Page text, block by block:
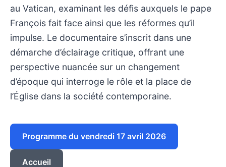
au Vatican, examinant les défis auxquels le pape
François fait face ainsi que les réformes qu’il
impulse. Le documentaire s’inscrit dans une
démarche d’éclairage critique, offrant une
perspective nuancée sur un changement
d’époque qui interroge le rôle et la place de
l’Église dans la société contemporaine.
Programme du vendredi 17 avril 2026
Accueil